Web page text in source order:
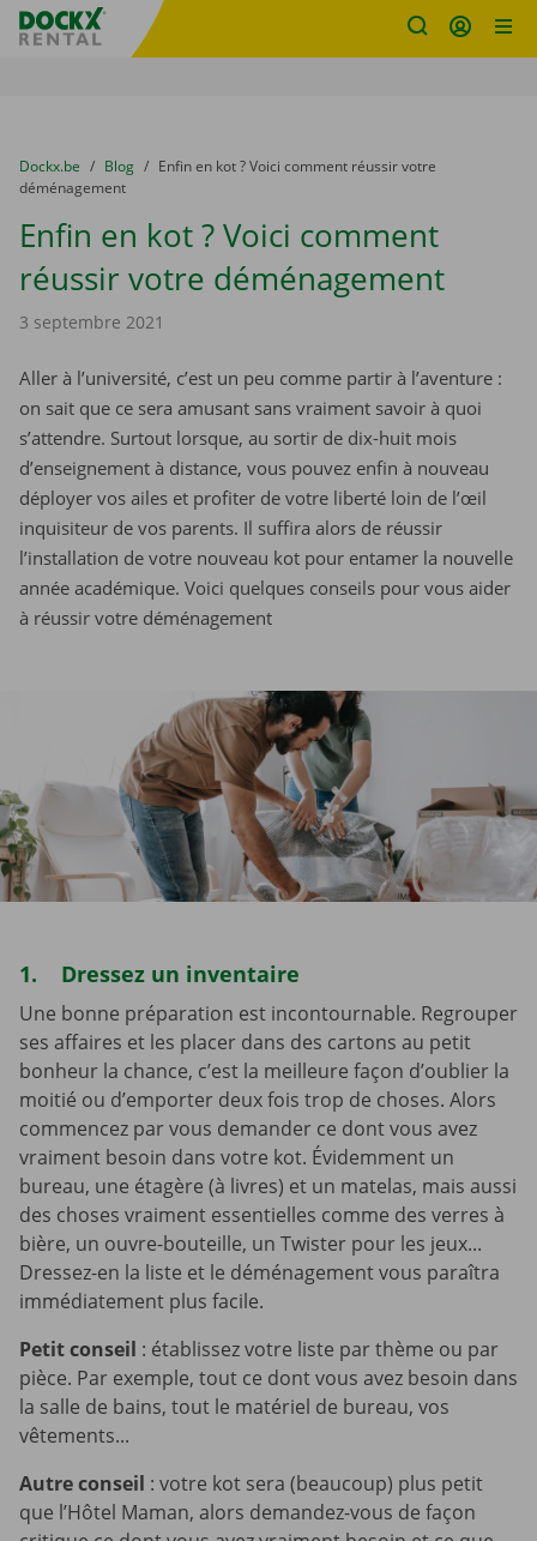
sitename
You are here:
du
Dockx.be to
Blog to
Enfin en kot ? Voici comment réussir votre
déménagement
Enfin en kot ? Voici comment
réussir votre déménagement
3 septembre 2021
Aller à l’université, c’est un peu comme partir à l’aventure :
on sait que ce sera amusant sans vraiment savoir à quoi
s’attendre. Surtout lorsque, au sortir de dix-huit mois
d’enseignement à distance, vous pouvez enfin à nouveau
déployer vos ailes et profiter de votre liberté loin de l’œil
inquisiteur de vos parents. Il suffira alors de réussir
l’installation de votre nouveau kot pour entamer la nouvelle
année académique. Voici quelques conseils pour vous aider
à réussir votre déménagement
1. Dressez un inventaire
Une bonne préparation est incontournable. Regrouper
ses affaires et les placer dans des cartons au petit
bonheur la chance, c’est la meilleure façon d’oublier la
moitié ou d’emporter deux fois trop de choses. Alors
commencez par vous demander ce dont vous avez
vraiment besoin dans votre kot. Évidemment un
bureau, une étagère (à livres) et un matelas, mais aussi
des choses vraiment essentielles comme des verres à
bière, un ouvre-bouteille, un Twister pour les jeux...
Dressez-en la liste et le déménagement vous paraîtra
immédiatement plus facile.
Petit conseil : établissez votre liste par thème ou par
pièce. Par exemple, tout ce dont vous avez besoin dans
la salle de bains, tout le matériel de bureau, vos
vêtements...
Autre conseil : votre kot sera (beaucoup) plus petit
que l’Hôtel Maman, alors demandez-vous de façon